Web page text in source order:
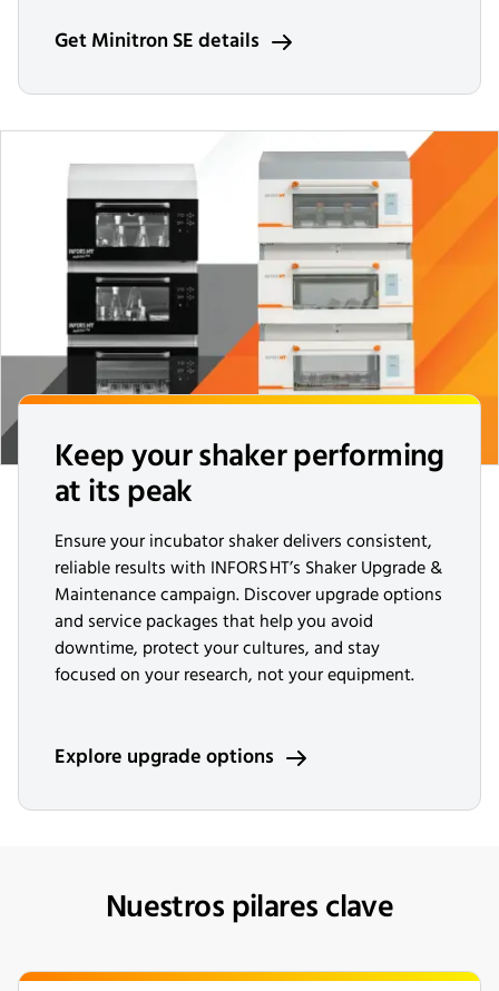
Get Minitron SE details
Keep your shaker performing
at its peak
Ensure your incubator shaker delivers consistent,
reliable results with INFORS HT’s Shaker Upgrade &
Maintenance campaign. Discover upgrade options
and service packages that help you avoid
downtime, protect your cultures, and stay
focused on your research, not your equipment.
Explore upgrade options
Nuestros pilares clave